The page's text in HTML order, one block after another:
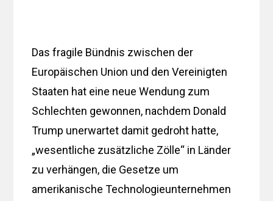
Das fragile Bündnis zwischen der
Europäischen Union und den Vereinigten
Staaten hat eine neue Wendung zum
Schlechten gewonnen, nachdem Donald
Trump unerwartet damit gedroht hatte,
„wesentliche zusätzliche Zölle“ in Länder
zu verhängen, die Gesetze um
amerikanische Technologieunternehmen